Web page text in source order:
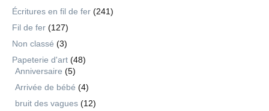
Écritures en fil de fer (241)
Fil de fer (127)
Non classé (3)
Papeterie d'art (48)
Anniversaire (5)
Arrivée de bébé (4)
bruit des vagues (12)